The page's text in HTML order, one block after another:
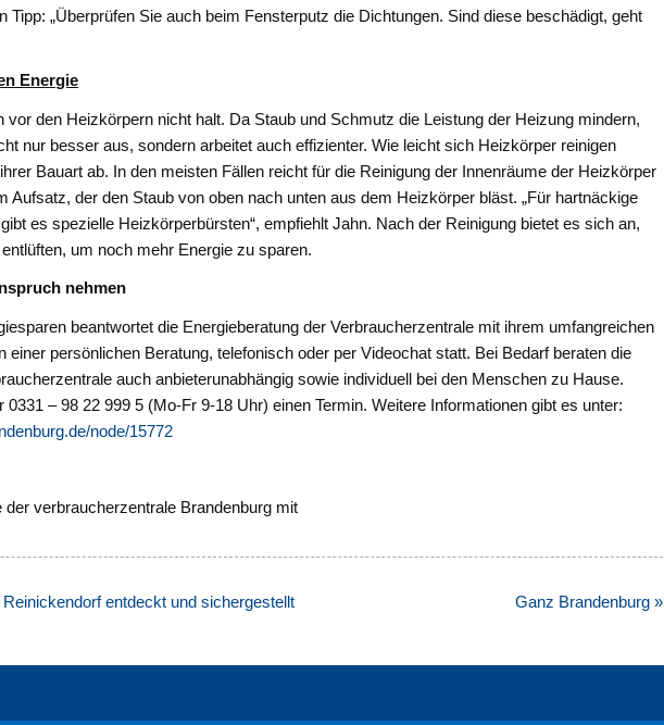
Tipp: „Überprüfen Sie auch beim Fensterputz die Dichtungen. Sind diese beschädigt, geht
Energie
den Heizkörpern nicht halt. Da Staub und Schmutz die Leistung der Heizung mindern,
nur besser aus, sondern arbeitet auch effizienter. Wie leicht sich Heizkörper reinigen
Bauart ab. In den meisten Fällen reicht für die Reinigung der Innenräume der Heizkörper
Aufsatz, der den Staub von oben nach unten aus dem Heizkörper bläst. „Für hartnäckige
es spezielle Heizkörperbürsten“, empfiehlt Jahn. Nach der Reinigung bietet es sich an,
um noch mehr Energie zu sparen.
nehmen
beantwortet die Energieberatung der Verbraucherzentrale mit ihrem umfangreichen
einer persönlichen Beratung, telefonisch oder per Videochat statt. Bei Bedarf beraten die
auch anbieterunabhängig sowie individuell bei den Menschen zu Hause.
– 98 22 999 5 (Mo-Fr 9-18 Uhr) einen Termin. Weitere Informationen gibt es unter:
node/15772
verbraucherzentrale Brandenburg mit
entdeckt und sichergestellt Ganz Brandenburg »